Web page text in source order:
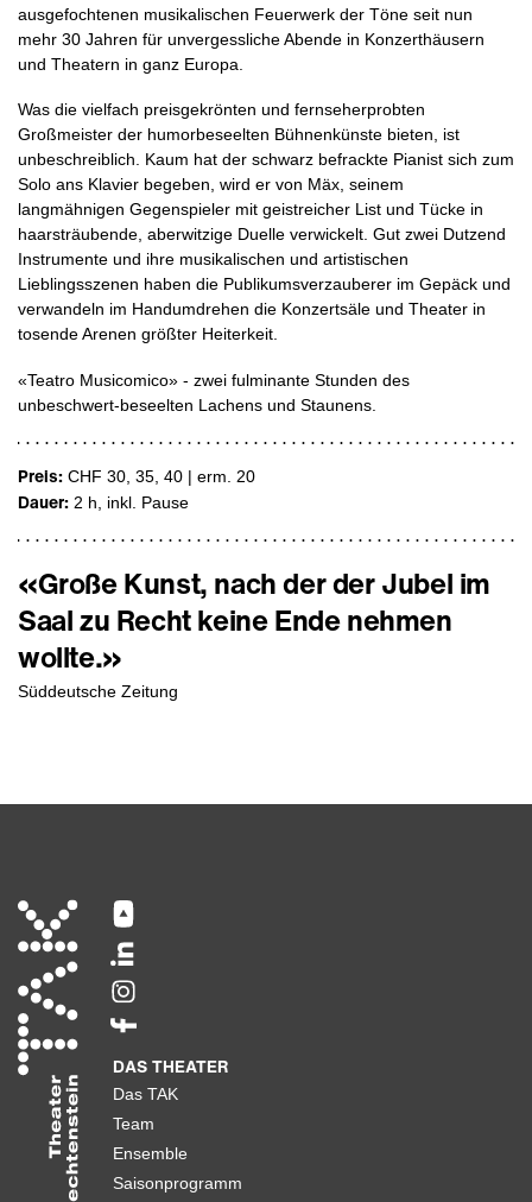
ausgefochtenen musikalischen Feuerwerk der Töne seit nun
mehr 30 Jahren für unvergessliche Abende in Konzerthäusern
und Theatern in ganz Europa.
Was die vielfach preisgekrönten und fernseherprobten
Großmeister der humorbeseelten Bühnenkünste bieten, ist
unbeschreiblich. Kaum hat der schwarz befrackte Pianist sich zum
Solo ans Klavier begeben, wird er von Mäx, seinem
langmähnigen Gegenspieler mit geistreicher List und Tücke in
haarsträubende, aberwitzige Duelle verwickelt. Gut zwei Dutzend
Instrumente und ihre musikalischen und artistischen
Lieblingsszenen haben die Publikumsverzauberer im Gepäck und
verwandeln im Handumdrehen die Konzertsäle und Theater in
tosende Arenen größter Heiterkeit.
«Teatro Musicomico» - zwei fulminante Stunden des
unbeschwert-beseelten Lachens und Staunens.
Preis: CHF 30, 35, 40 | erm. 20
Dauer: 2 h , inkl. Pause
«Große Kunst, nach der der Jubel im
Saal zu Recht keine Ende nehmen
wollte.»
Süddeutsche Zeitung
DAS THEATER
Das TAK
Team
Ensemble
Saisonprogramm